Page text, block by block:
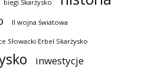
biegi Skarżysko
II wojna światowa
Słowacki Erbel Skarżysko
inwestycje